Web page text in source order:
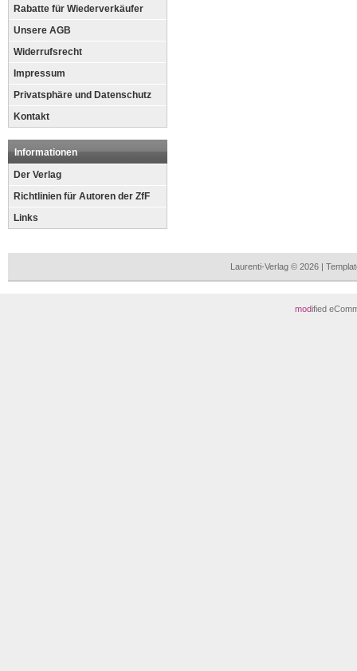
Rabatte für Wiederverkäufer
Unsere AGB
Widerrufsrecht
Impressum
Privatsphäre und Datenschutz
Kontakt
Informationen
Der Verlag
Richtlinien für Autoren der ZfF
Links
Laurenti-Verlag © 2026 |
modified